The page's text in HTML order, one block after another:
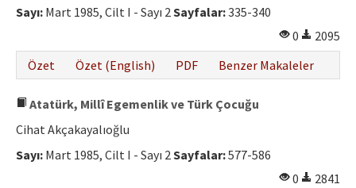
Sayı: Mart 1985, Cilt I - Sayı 2Sayfalar:335-340
0
2095
Özet
Özet (English) PDF Benzer Makaleler
Atatürk, Millî Egemenlik ve Türk Çocuğu
Cihat Akçakayalıoğlu
Sayı: Mart 1985, Cilt I - Sayı 2Sayfalar:577-586
0
2841